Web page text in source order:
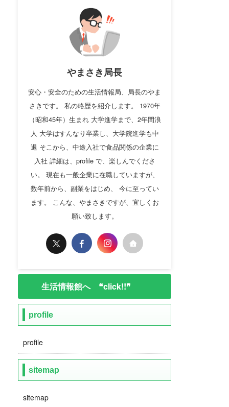
やまさき局長
安心・安全のための生活情報局、局長のやま
さきです。 私の略歴を紹介します。 1970年
（昭和45年）生まれ 大学進学まで、2年間浪
人 大学はすんなり卒業し、大学院進学も中
退 そこから、中途入社で食品関係の企業に
入社 詳細は、profile で、楽しんでくださ
い。 現在も一般企業に在職していますが、
数年前から、副業をはじめ、 今に至ってい
ます。 こんな、やまさきですが、宜しくお
願い致します。
生活情報館へ ❝click!!❞
profile
profile
sitemap
sitemap